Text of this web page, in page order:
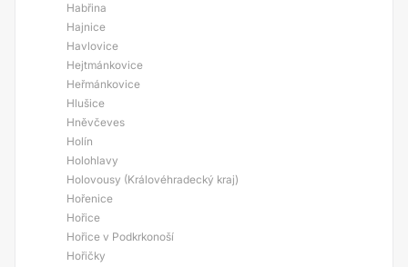
Habřina
Hajnice
Havlovice
Hejtmánkovice
Heřmánkovice
Hlušice
Hněvčeves
Holín
Holohlavy
Holovousy (Královéhradecký kraj)
Hořenice
Hořice
Hořice v Podkrkonoší
Hořičky